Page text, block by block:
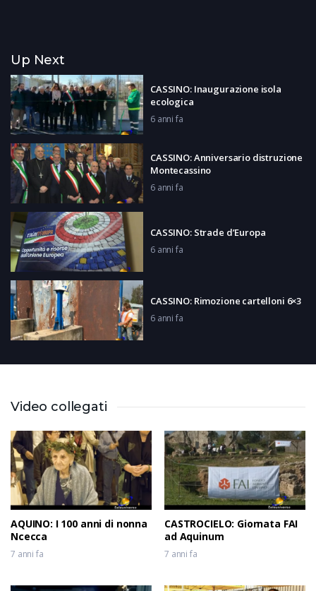
Up Next
CASSINO: Inaugurazione isola
ecologica
6 anni fa
CASSINO: Anniversario distruzione
Montecassino
6 anni fa
CASSINO: Strade d’Europa
6 anni fa
CASSINO: Rimozione cartelloni 6×3
6 anni fa
PONTECORVO: Presentazione
BASKET: BPC Cassino – Salerno
6 anni fa
Video collegati
AQUINO: I 100 anni di nonna
Ncecca
7 anni fa
CASTROCIELO: Giornata FAI
ad Aquinum
7 anni fa